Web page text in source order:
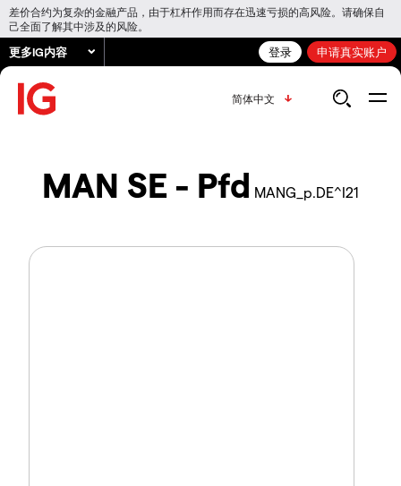
差价合约为复杂的金融产品，由于杠杆作用而存在迅速亏损的高风险。请确保自
己全面了解其中涉及的风险。
更多IG内容 登录 申请真实账户
简体中文
MAN SE - Pfd MANG_p.DE^I21